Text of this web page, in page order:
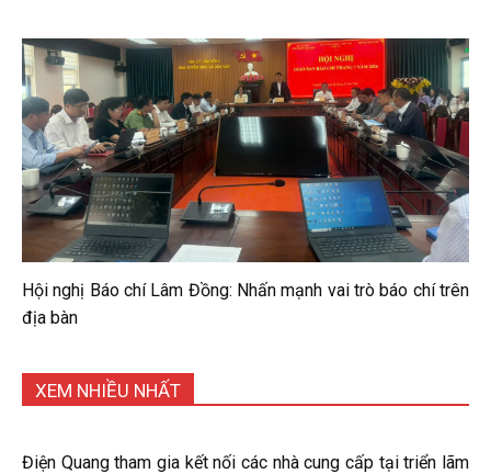
Hội nghị Báo chí Lâm Đồng: Nhấn mạnh vai trò báo chí trên
địa bàn
XEM NHIỀU NHẤT
Điện Quang tham gia kết nối các nhà cung cấp tại triển lãm